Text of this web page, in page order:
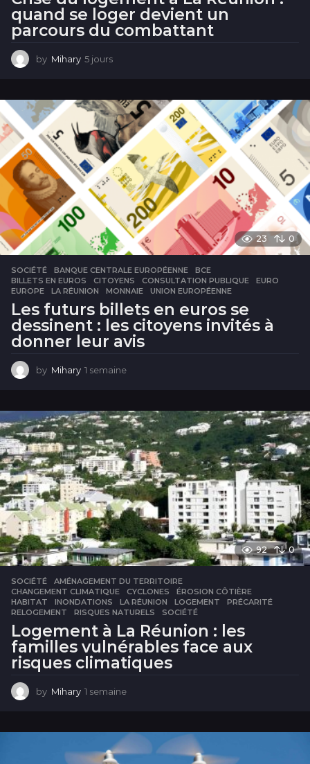
quand se loger devient un
parcours du combattant
by Mihary 5 jours
u
r
s
23 0
SOCIÉTÉ BANQUE CENTRALE EUROPÉENNE ,BCE
BILLETS EN EUROS
,CITOYENS ,CONSULTATION PUBLIQUE ,EURO
EUROPE
,LA RÉUNION ,MONNAIE ,UNION EUROPÉENNE
Les futurs billets en euros se
dessinent : les citoyens invités à
donner leur avis
by Mihary 1 semaine
m
a
i
n
e
92 0
SOCIÉTÉ AMÉNAGEMENT DU TERRITOIRE
CHANGEMENT CLIMATIQUE
,CYCLONES ,ÉROSION CÔTIÈRE
HABITAT
,INONDATIONS ,LA RÉUNION ,LOGEMENT ,PRÉCARITÉ
RELOGEMENT
,RISQUES NATURELS ,SOCIÉTÉ
Logement à La Réunion : les
familles vulnérables face aux
risques climatiques
by Mihary 1 semaine
m
i